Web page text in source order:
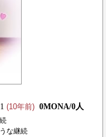
(10年前) 0MONA/0人
な継続